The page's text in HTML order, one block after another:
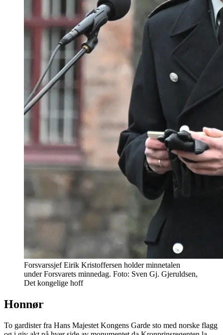
Forsvarssjef Eirik Kristoffersen holder minnetalen
under Forsvarets minnedag. Foto: Sven Gj. Gjeruldsen,
Det kongelige hoff
Honnør
To gardister fra Hans Majestet Kongens Garde sto med norske flagg